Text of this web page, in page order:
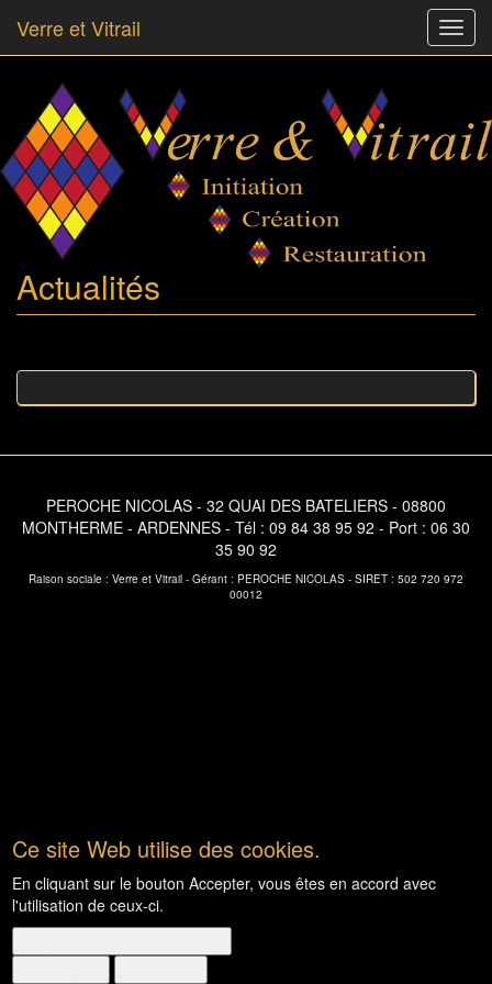
main
content
Verre et Vitrail
Actualités
PEROCHE NICOLAS - 32 QUAI DES BATELIERS - 08800
MONTHERME - ARDENNES - Tél : 09 84 38 95 92 - Port : 06 30
35 90 92
Raison sociale : Verre et Vitrail - Gérant : PEROCHE NICOLAS - SIRET : 502 720 972
00012
Ce site Web utilise des cookies.
En cliquant sur le bouton Accepter, vous êtes en accord avec
l'utilisation de ceux-ci.